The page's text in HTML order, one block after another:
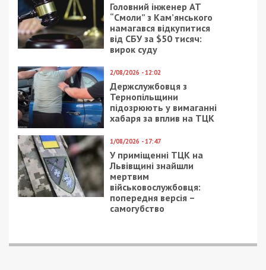
Головний інженер АТ
“Смоли” з Кам’янського
намагався відкупитися
від СБУ за $50 тисяч:
вирок суду
2/08/2026 - 12:02
Держслужбовця з
Тернопільщини
підозрюють у вимаганні
хабаря за вплив на ТЦК
1/08/2026 - 17:47
У приміщенні ТЦК на
Львівщині знайшли
мертвим
військовослужбовця:
попередня версія –
самогубство